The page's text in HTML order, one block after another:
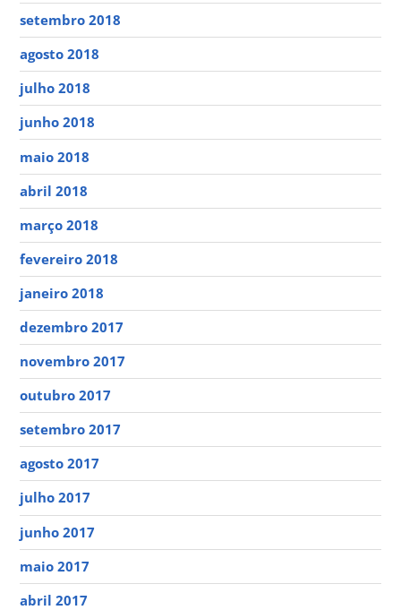
setembro 2018
agosto 2018
julho 2018
junho 2018
maio 2018
abril 2018
março 2018
fevereiro 2018
janeiro 2018
dezembro 2017
novembro 2017
outubro 2017
setembro 2017
agosto 2017
julho 2017
junho 2017
maio 2017
abril 2017